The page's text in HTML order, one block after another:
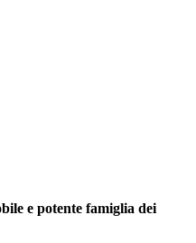
e potente famiglia dei